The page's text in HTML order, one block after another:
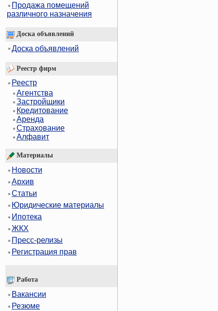
Продажа помещений
различного назначения
Доска объявлений
Доска объявлений
Реестр фирм
Реестр
Агентства
Застройщики
Кредитование
Аренда
Страхование
Алфавит
Материалы
Новости
Архив
Статьи
Юридические материалы
Ипотека
ЖКХ
Пресс-релизы
Регистрация прав
Работа
Вакансии
Резюме